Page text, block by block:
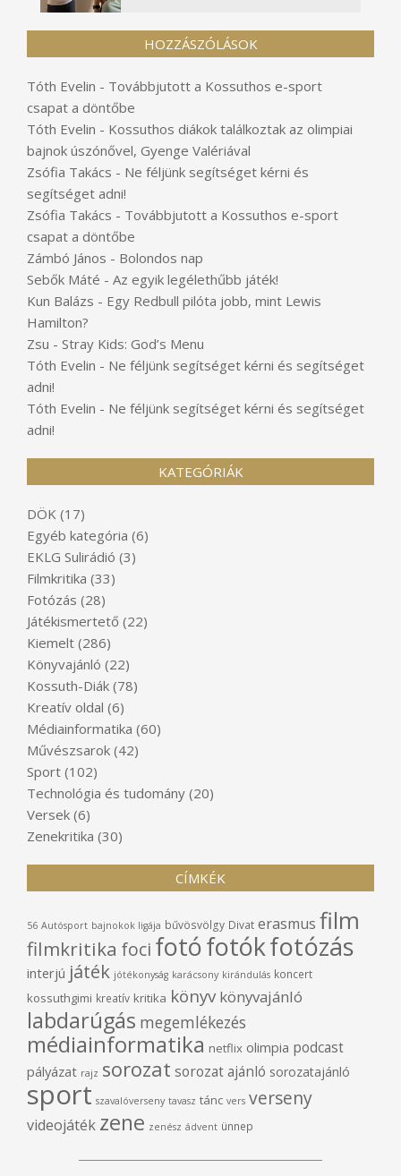
HOZZÁSZÓLÁSOK
Tóth Evelin - Továbbjutott a Kossuthos e-sport
csapat a döntőbe
Tóth Evelin - Kossuthos diákok találkoztak az olimpiai
bajnok úszónővel, Gyenge Valériával
Zsófia Takács - Ne féljünk segítséget kérni és
segítséget adni!
Zsófia Takács - Továbbjutott a Kossuthos e-sport
csapat a döntőbe
Zámbó János - Bolondos nap
Sebők Máté - Az egyik legélethűbb játék!
Kun Balázs - Egy Redbull pilóta jobb, mint Lewis
Hamilton?
Zsu - Stray Kids: God’s Menu
Tóth Evelin - Ne féljünk segítséget kérni és segítséget
adni!
Tóth Evelin - Ne féljünk segítséget kérni és segítséget
adni!
KATEGÓRIÁK
DÖK (17)
Egyéb kategória (6)
EKLG Sulirádió (3)
Filmkritika (33)
Fotózás (28)
Játékismertető (22)
Kiemelt (286)
Könyvajánló (22)
Kossuth-Diák (78)
Kreatív oldal (6)
Médiainformatika (60)
Művészsarok (42)
Sport (102)
Technológia és tudomány (20)
Versek (6)
Zenekritika (30)
CÍMKÉK
56 Autósport bajnokok ligája bűvösvölgy Divat erasmus film
filmkritika foci fotófotókfotózás
interjú játék jótékonyság karácsony kirándulás koncert
kossuthgimi kreatív kritika könyv könyvajánló
labdarúgás megemlékezés
médiainformatika netflix olimpia podcast
pályázat rajz sorozat sorozat ajánló sorozatajánló
sport szavalóverseny tavasz tánc vers verseny
videojáték zene zenész ádvent ünnep